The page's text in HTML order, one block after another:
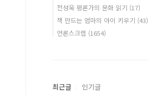
전성욱 평론가의 문화 읽기 (17)
책 만드는 엄마의 아이 키우기 (43)
언론스크랩 (1654)
최근글 인기글